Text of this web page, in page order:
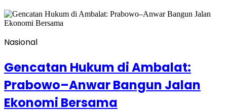
Nasional
Gencatan Hukum di Ambalat:
Prabowo–Anwar Bangun Jalan
Ekonomi Bersama